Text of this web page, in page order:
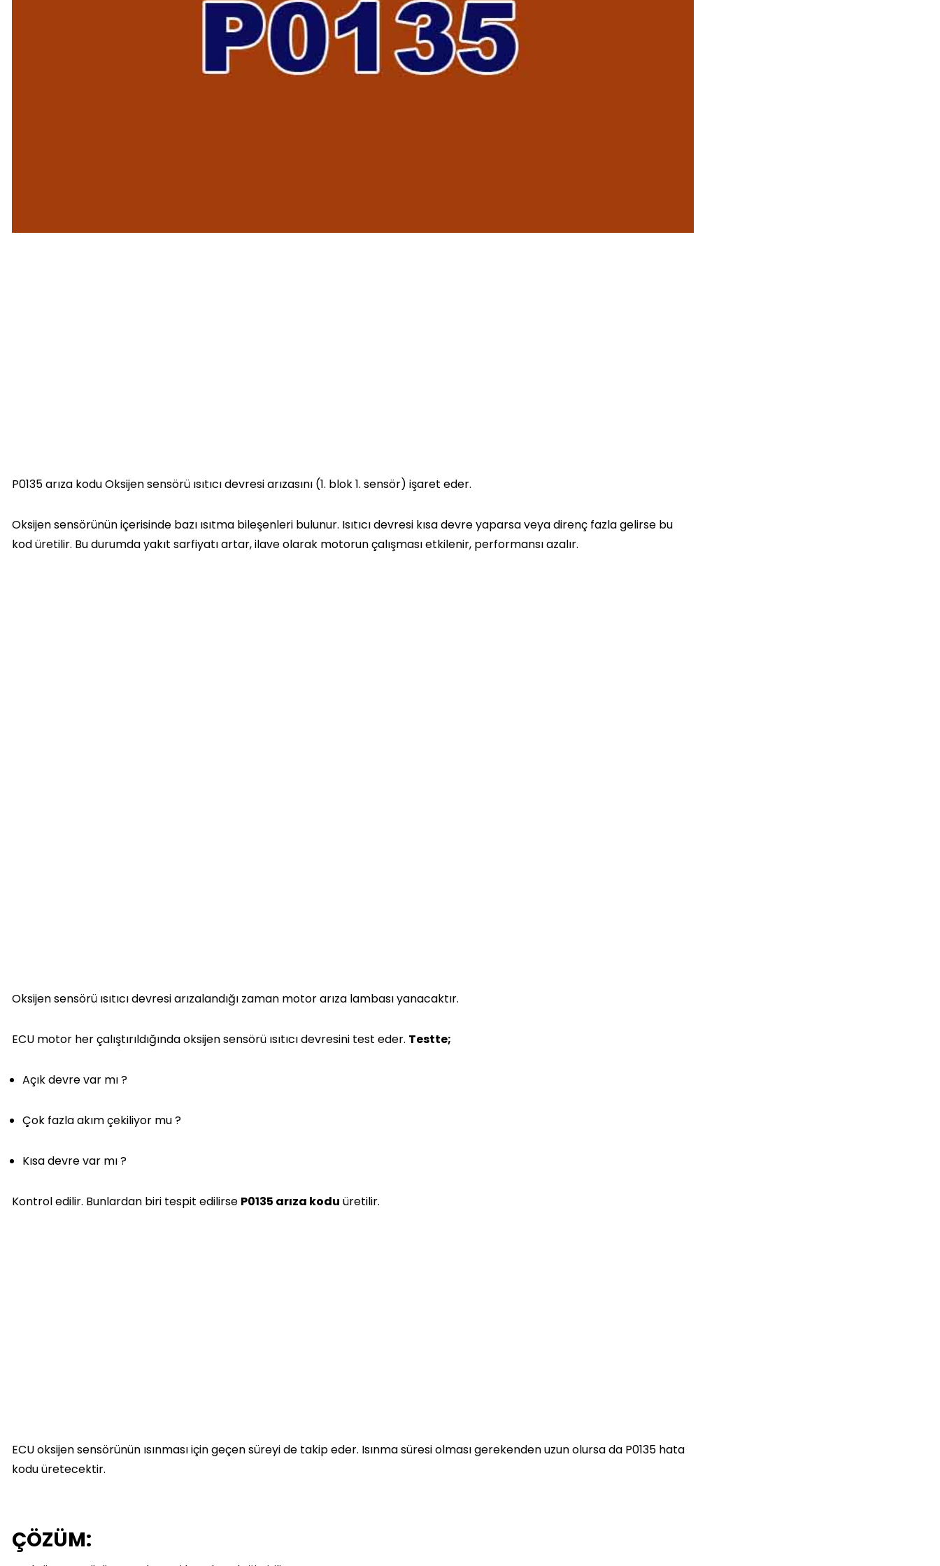
P0135 arıza kodu Oksijen sensörü ısıtıcı devresi arızasını (1. blok 1. sensör) işaret eder.
Oksijen sensörünün içerisinde bazı ısıtma bileşenleri bulunur. Isıtıcı devresi kısa devre yaparsa veya direnç fazla gelirse bu
kod üretilir. Bu durumda yakıt sarfiyatı artar, ilave olarak motorun çalışması etkilenir, performansı azalır.
Oksijen sensörü ısıtıcı devresi arızalandığı zaman motor arıza lambası yanacaktır.
ECU motor her çalıştırıldığında oksijen sensörü ısıtıcı devresini test eder. Testte;
Açık devre var mı ?
Çok fazla akım çekiliyor mu ?
Kısa devre var mı ?
Kontrol edilir. Bunlardan biri tespit edilirse P0135 arıza kodu üretilir.
ECU oksijen sensörünün ısınması için geçen süreyi de takip eder. Isınma süresi olması gerekenden uzun olursa da P0135 hata
kodu üretecektir.
ÇÖZÜM: